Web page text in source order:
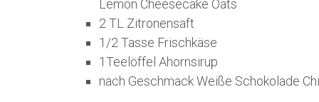
Lemon Cheesecake Oats
2 TL Zitronensaft
1/2 Tasse Frischkäse
1Teelöffel Ahornsirup
nach Geschmack Weiße Schokolade